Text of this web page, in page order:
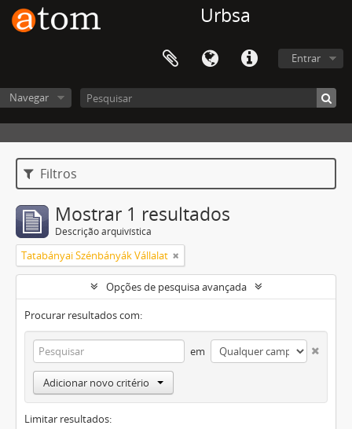
Urbsa
Entrar
Navegar
Filtros
Mostrar 1 resultados
Descrição arquivística
Tatabányai Szénbányák Vállalat
Opções de pesquisa avançada
Procurar resultados com:
em
Adicionar novo critério
Limitar resultados: